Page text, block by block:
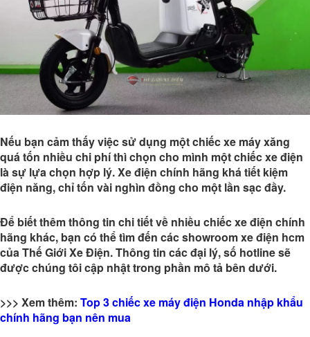
Nếu bạn cảm thấy việc sử dụng một chiếc xe máy xăng
quá tốn nhiều chi phí thì chọn cho mình một chiếc xe điện
là sự lựa chọn hợp lý. Xe điện chính hãng khá tiết kiệm
điện năng, chỉ tốn vài nghìn đồng cho một lần sạc đầy.
Để biết thêm thông tin chi tiết về nhiều chiếc xe điện chính
hãng khác, bạn có thể tìm đến các showroom xe điện hcm
của Thế Giới Xe Điện. Thông tin các đại lý, số hotline sẽ
được chúng tôi cập nhật trong phần mô tả bên dưới.
>>> Xem thêm: Top 3 chiếc xe máy điện Honda nhập khẩu
chính hãng bạn nên mua